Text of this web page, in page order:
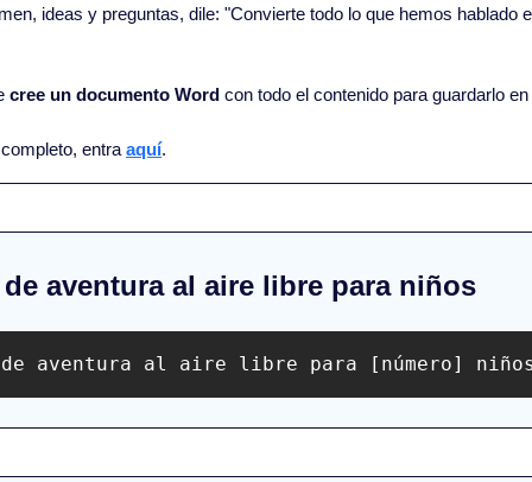
ideas y preguntas, dile: "Convierte todo lo que hemos hablado
cree un documento Word con todo el contenido para guardarlo
entra aquí.
aventura al aire libre para niños
de aventura al aire libre para [número]